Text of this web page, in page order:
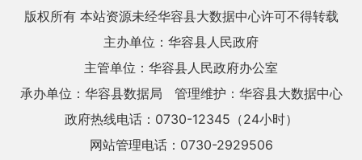
版权所有 本站资源未经华容县大数据中心许可不得转载
主办单位：华容县人民政府
主管单位：华容县人民政府办公室
承办单位：华容县数据局
管理维护：华容县大数据中心
政府热线电话：0730-12345（24小时）
网站管理电话：0730-2929506